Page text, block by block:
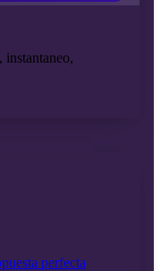
instantaneo,
perfecta